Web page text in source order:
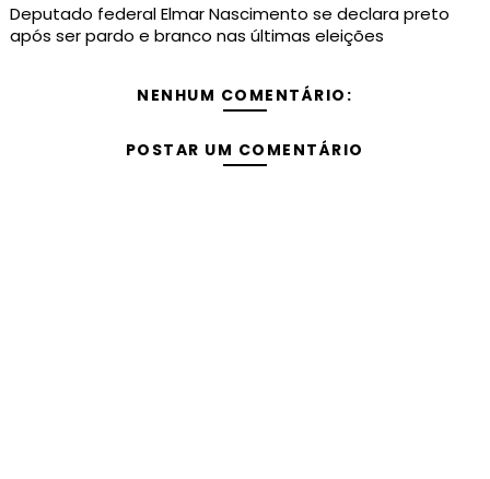
Deputado federal Elmar Nascimento se declara preto
após ser pardo e branco nas últimas eleições
NENHUM COMENTÁRIO:
POSTAR UM COMENTÁRIO